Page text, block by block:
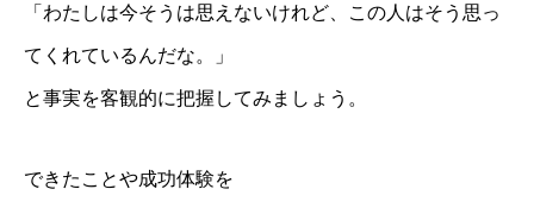
「わたしは今そうは思えないけれど、この人はそう思っ
てくれているんだな。」
と事実を客観的に把握してみましょう。
できたことや成功体験を